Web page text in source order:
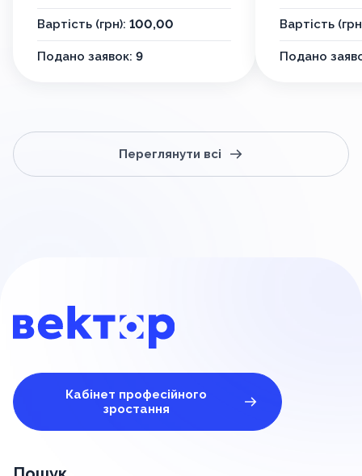
Вартість (грн): 100,00
Подано заявок: 9
Вартість
Подано
Переглянути всі
Кабінет професійного
зростання